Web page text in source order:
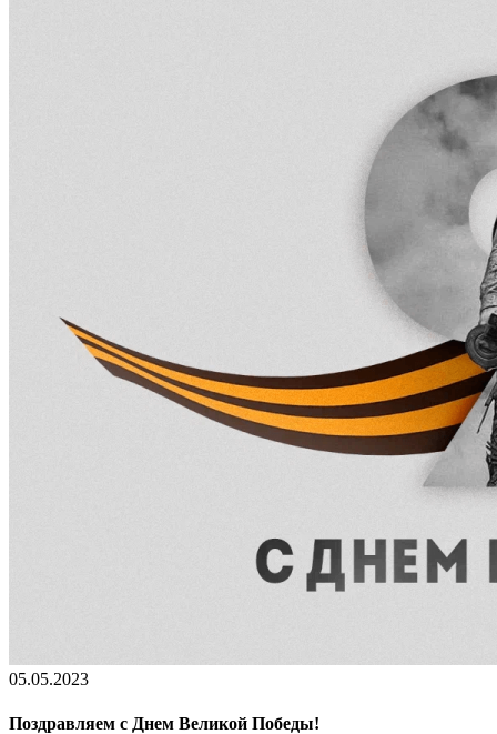
05.05.2023
Поздравляем с Днем Великой Победы!